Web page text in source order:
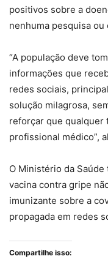
positivos sobre a
nenhuma pesquisa
“A população deve
informações que
redes sociais,
solução milagrosa,
reforçar que qualquer
profissional médico”,
O Ministério da
vacina contra gripe
imunizante sobre a
propagada em redes
Compartilhe isso: